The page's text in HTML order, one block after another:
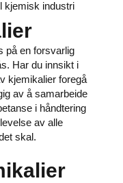
kjemisk industri
på en forsvarlig
Har du innsikt i
kjemikalier foregå
av å samarbeide
i håndtering
av alle
skal.